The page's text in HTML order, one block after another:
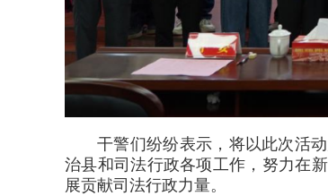
干警们纷纷表示，将以此次活
治县和司法行政各项工作，努力在
展贡献司法行政力量。